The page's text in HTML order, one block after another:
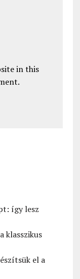
in this
így lesz
klasszikus
el a